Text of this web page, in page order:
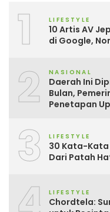
1 LIFESTYLE
10 Artis AV
di Google,
2 NASIONAL
Daerah Ini
Bulan,
Penetapan
3 LIFESTYLE
30 Kata-Kata
Dari Patah
LIFESTYLE
Chordtela: